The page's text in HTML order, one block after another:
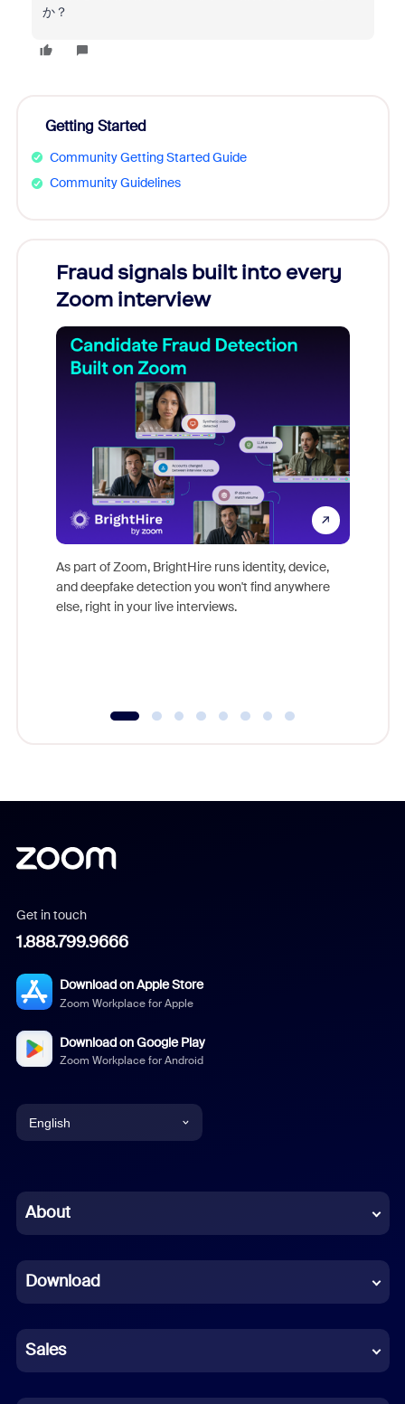
か？
Getting Started
Community Getting Started Guide
Community Guidelines
Fraud signals built into every
Zoom interview
As part of Zoom, BrightHire runs identity, device,
and deepfake detection you won't find anywhere
else, right in your live interviews.
Get in touch
1.888.799.9666
Download on Apple Store
Zoom Workplace for Apple
Download on Google Play
Zoom Workplace for Android
English
Chinese (Simplified)
French
German
Indonesian
About
Download
Sales